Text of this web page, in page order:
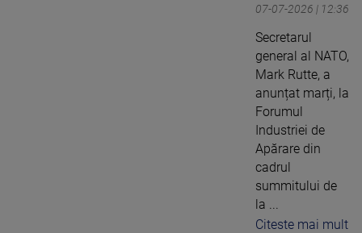
07-07-2026 | 12:36
Secretarul
general al NATO,
Mark Rutte, a
anunțat marți, la
Forumul
Industriei de
Apărare din
cadrul
summitului de
la ...
Citeste mai mult